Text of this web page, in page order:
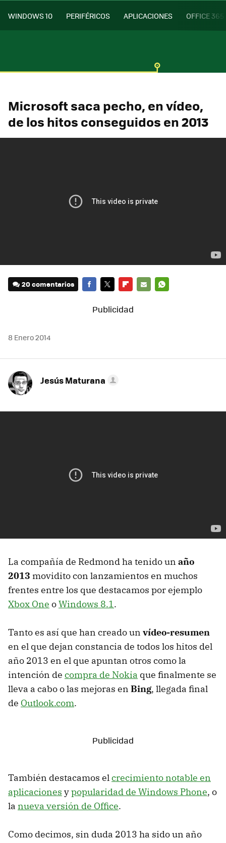
WINDOWS 10 PERIFÉRICOS APLICACIONES OFFICE 365
Microsoft saca pecho, en vídeo,
de los hitos conseguidos en 2013
20 comentarios
8 Enero 2014
Jesús Maturana
La compañía de Redmond ha tenido un año
2013 movidito con lanzamientos en muchos
frentes entre los que destacamos por ejemplo
Xbox One oWindows 8.1.
Tanto es así que han creado un vídeo-resumen
en el que dejan constancia de todos los hitos del
año 2013 en el que apuntan otros como la
intención de compra de Nokia que finalmente se
lleva a cabo o las mejoras en Bing, llegada final
de Outlook.com.
También destacamos elcrecimiento notable en
aplicaciones ypopularidad de Windows Phone, o
la nueva versión de Office.
Como decimos, sin duda 2013 ha sido un año